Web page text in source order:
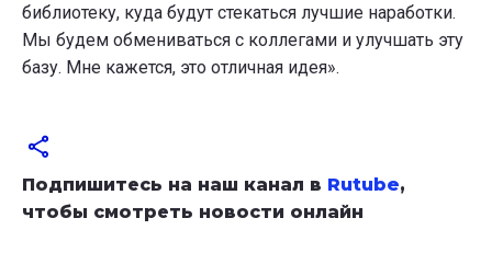
библиотеку, куда будут стекаться лучшие наработки.
Мы будем обмениваться с коллегами и улучшать эту
базу. Мне кажется, это отличная идея».
Подпишитесь на наш канал в Rutube,
чтобы смотреть новости онлайн